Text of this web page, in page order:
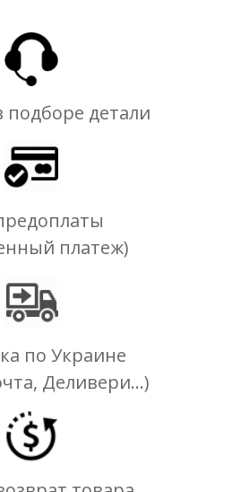
детали
платеж)
по Украине
Деливери...)